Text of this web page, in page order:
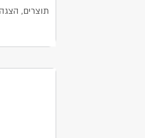
תוצרים, הצגה